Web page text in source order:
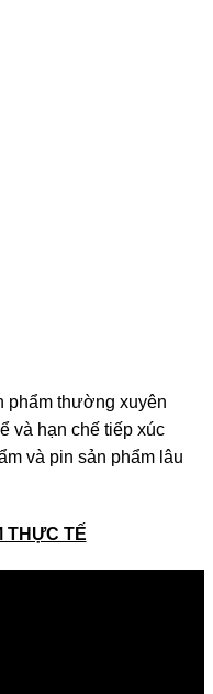
phẩm thường xuyên
và hạn chế tiếp xúc
và pin sản phẩm lâu
THỰC TẾ